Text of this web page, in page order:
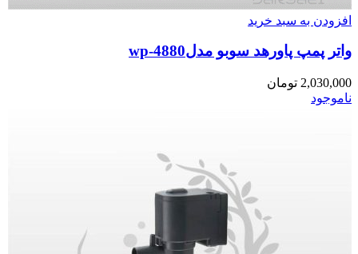
افزودن به سبد خرید
واتر پمپ پاورهد سوبو مدلwp-4880
2,030,000 تومان
ناموجود